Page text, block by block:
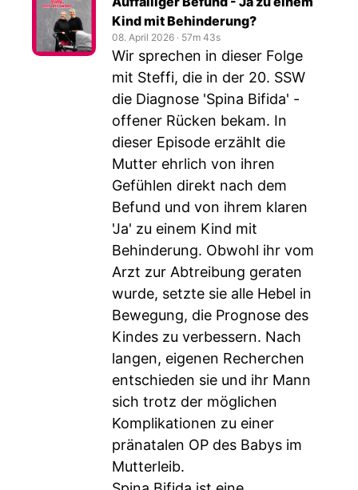
Kind mit Behinderung?
08. April 2026 ‧ 57m 43s
Wir sprechen in dieser Folge
mit Steffi, die in der 20. SSW
die Diagnose 'Spina Bifida' -
offener Rücken bekam. In
dieser Episode erzählt die
Mutter ehrlich von ihren
Gefühlen direkt nach dem
Befund und von ihrem klaren
'Ja' zu einem Kind mit
Behinderung. Obwohl ihr vom
Arzt zur Abtreibung geraten
wurde, setzte sie alle Hebel in
Bewegung, die Prognose des
Kindes zu verbessern. Nach
langen, eigenen Recherchen
entschieden sie und ihr Mann
sich trotz der möglichen
Komplikationen zu einer
pränatalen OP des Babys im
Mutterleib.